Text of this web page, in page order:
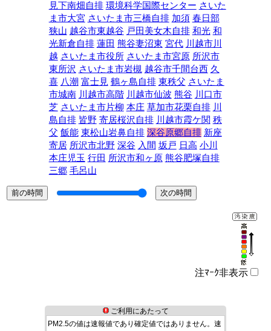
見下南畑自排 環境科学国際センター さいた
ま市大宮 さいたま市三橋自排 加須 春日部
狭山 越谷市東越谷 戸田美女木自排 和光 和
光新倉自排 蓮田 熊谷妻沼東 宮代 川越市川
越 さいたま市役所 さいたま市宮原 所沢市
東所沢 さいたま市岩槻 越谷市千間台西 久
喜 八潮 富士見 鶴ヶ島自排 東秩父 さいたま
市城南 川越市高階 川越市仙波 熊谷 川口市
芝 さいたま市片柳 本庄 草加市花栗自排 川
島自排 皆野 寄居桜沢自排 川越市霞ケ関 秩
父 飯能 東松山岩鼻自排 深谷原郷自排 新座
寄居 所沢市北野 深谷 入間 坂戸 日高 小川
本庄児玉 行田 所沢市和ヶ原 熊谷肥塚自排
三郷 毛呂山
注ﾏｰｸ非表示
ご利用にあたって
PM2.5の値は速報値であり確定値ではありません。速